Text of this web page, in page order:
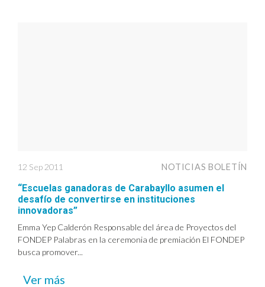
12 Sep 2011 NOTICIAS BOLETÍN
“Escuelas ganadoras de Carabayllo asumen el
desafío de convertirse en instituciones
innovadoras”
Emma Yep Calderón Responsable del área de Proyectos del
FONDEP Palabras en la ceremonia de premiación El FONDEP
busca promover...
Ver más